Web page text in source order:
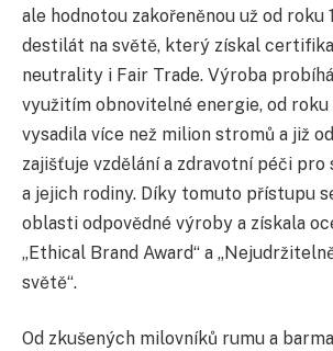
ale hodnotou zakořeněnou už od roku
destilát na světě, který získal
neutrality i Fair Trade. Výroba
využitím obnovitelné energie, od roku
vysadila více než milion stromů a již
zajišťuje vzdělání a zdravotní péči pro
a jejich rodiny. Díky tomuto přístupu
oblasti odpovědné výroby a získala
„Ethical Brand Award“ a
světě“.
Od zkušených milovníků rumu a